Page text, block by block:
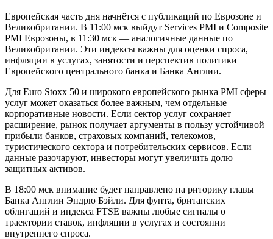
Европейская часть дня начнётся с публикаций по Еврозоне и
Великобритании. В 11:00 мск выйдут Services PMI и Composite
PMI Еврозоны, в 11:30 мск — аналогичные данные по
Великобритании. Эти индексы важны для оценки спроса,
инфляции в услугах, занятости и перспектив политики
Европейского центрального банка и Банка Англии.
Для Euro Stoxx 50 и широкого европейского рынка PMI сферы
услуг может оказаться более важным, чем отдельные
корпоративные новости. Если сектор услуг сохраняет
расширение, рынок получает аргументы в пользу устойчивой
прибыли банков, страховых компаний, телекомов,
туристического сектора и потребительских сервисов. Если
данные разочаруют, инвесторы могут увеличить долю
защитных активов.
В 18:00 мск внимание будет направлено на риторику главы
Банка Англии Эндрю Бэйли. Для фунта, британских
облигаций и индекса FTSE важны любые сигналы о
траектории ставок, инфляции в услугах и состоянии
внутреннего спроса.